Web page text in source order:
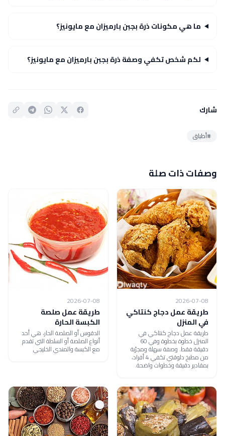
ما هي مكونات ذرة بجبن بارميزان مع مايونيز؟
لكم شخص تكفي وصفة ذرة بجبن بارميزان مع مايونيز؟
شارك
#أطباق
وصفات ذات صلة
2026-07-08
طريقة عمل دجاج كنتاكي
في المنزل
طريقة عمل دجاج كنتاكي في
المنزل خطوة بخطوة وفي 60
دقيقة فقط. وصفة سهلة ومجرّبة
من مطبخ دلوقتي تكفي 4 أفراد،
بمقادير دقيقة وخطوات واضحة.
2026-07-08
طريقة عمل صلصة
الكبسة الحارة
الدقوس أو الصلصة الحار، هي أحد
أنواع الصلصة أو السلطة التي تقدم
مع الكبسة والمندي الخليجي